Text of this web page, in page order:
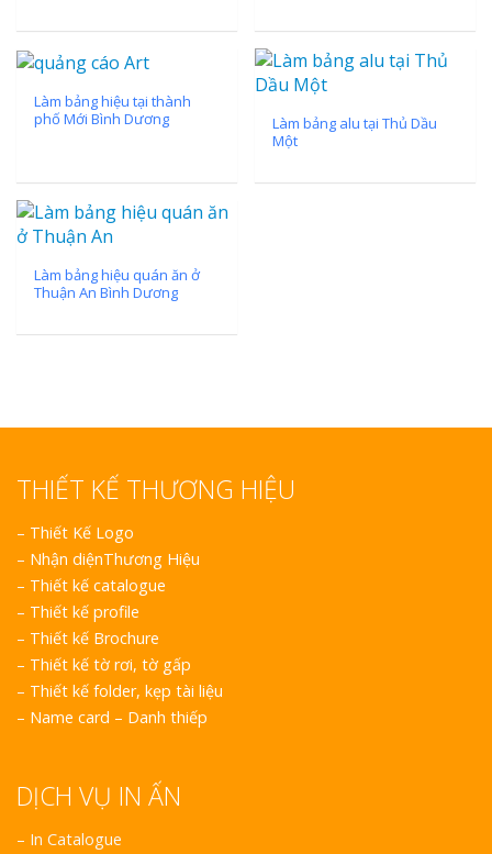
Làm bảng hiệu tại thành
phố Mới Bình Dương
Làm bảng alu tại Thủ Dầu
Một
Làm bảng hiệu quán ăn ở
Thuận An Bình Dương
THIẾT KẾ THƯƠNG HIỆU
– Thiết Kế Logo
– Nhận diệnThương Hiệu
– Thiết kế catalogue
– Thiết kế profile
– Thiết kế Brochure
– Thiết kế tờ rơi, tờ gấp
– Thiết kế folder, kẹp tài liệu
– Name card – Danh thiếp
DỊCH VỤ IN ẤN
– In Catalogue